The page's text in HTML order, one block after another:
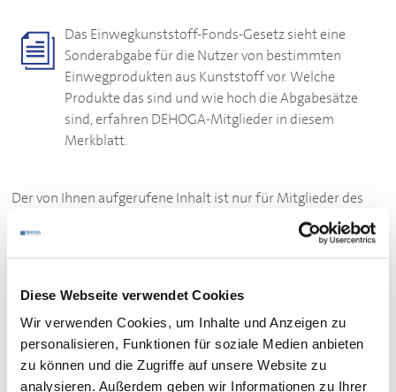
Diese Webseite verwendet Cookies
Wir verwenden Cookies, um Inhalte und Anzeigen zu
personalisieren, Funktionen für soziale Medien anbieten
zu können und die Zugriffe auf unsere Website zu
analysieren. Außerdem geben wir Informationen zu Ihrer
Das Einwegkunststoff-Fonds-Gesetz sieht eine
Sonderabgabe für die Nutzer von bestimmten
Einwegprodukten aus Kunststoff vor. Welche
Produkte das sind und wie hoch die Abgabesätze
sind, erfahren DEHOGA-Mitglieder in diesem
Merkblatt.
Der von Ihnen aufgerufene Inhalt ist nur für Mitglieder des
ZUM LOGIN
Sie sind noch kein Mitglied desDEHOGABaden-
Württemberg?